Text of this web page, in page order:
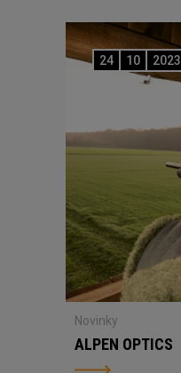
24 10 2023
Novinky
ALPEN OPTICS